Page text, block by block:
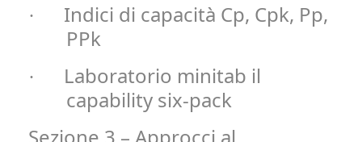
·
Indici di capacità Cp, Cpk, Pp,
PPk
·
Laboratorio minitab il
capability six-pack